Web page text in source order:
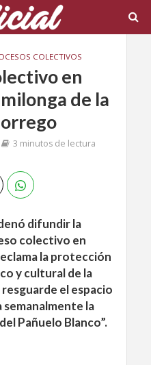
COLECTIVOS
en
de la
3 minutos de lectura
difundir la
colectivo en
la protección
y cultural de la
resguarde el espacio
semanalmente la
Pañuelo Blanco”.